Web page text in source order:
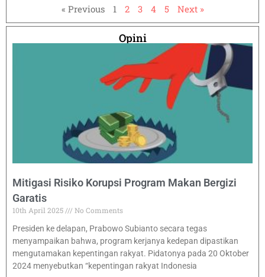
« Previous 1 2 3 4 5 Next »
Opini
Mitigasi Risiko Korupsi Program Makan Bergizi
Garatis
10th April 2025
No Comments
Presiden ke delapan, Prabowo Subianto secara tegas
menyampaikan bahwa, program kerjanya kedepan dipastikan
mengutamakan kepentingan rakyat. Pidatonya pada 20 Oktober
2024 menyebutkan “kepentingan rakyat Indonesia